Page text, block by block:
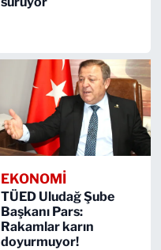
EKONOMİ
TÜED Uludağ Şube
Başkanı Pars:
Rakamlar karın
doyurmuyor!